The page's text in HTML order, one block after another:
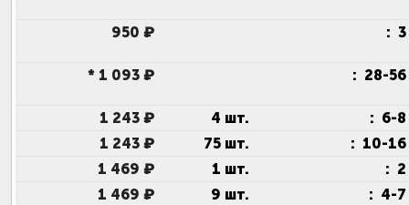
950 ₽ :
* 1 093 ₽ : 28-
1 243 ₽ 4 шт. : 6-
1 243 ₽
75 шт. : 10-
1 469 ₽
1 шт. :
1 469 ₽
9 шт. : 4-